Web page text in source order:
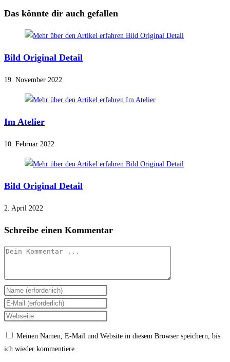
ansehen
Das könnte dir auch gefallen
Bild Original Detail
19. November 2022
Im Atelier
10. Februar 2022
Bild Original Detail
2. April 2022
Schreibe einen Kommentar
Kommentieren
Gib
deinen
Namen
Gib
deine
Gib
Meinen Namen, E-Mail und Website in diesem Browser speichern, bis
ich wieder kommentiere.